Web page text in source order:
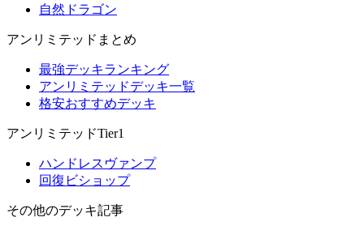
自然ドラゴン
アンリミテッドまとめ
最強デッキランキング
アンリミテッドデッキ一覧
格安おすすめデッキ
アンリミテッドTier1
ハンドレスヴァンプ
回復ビショップ
その他のデッキ記事